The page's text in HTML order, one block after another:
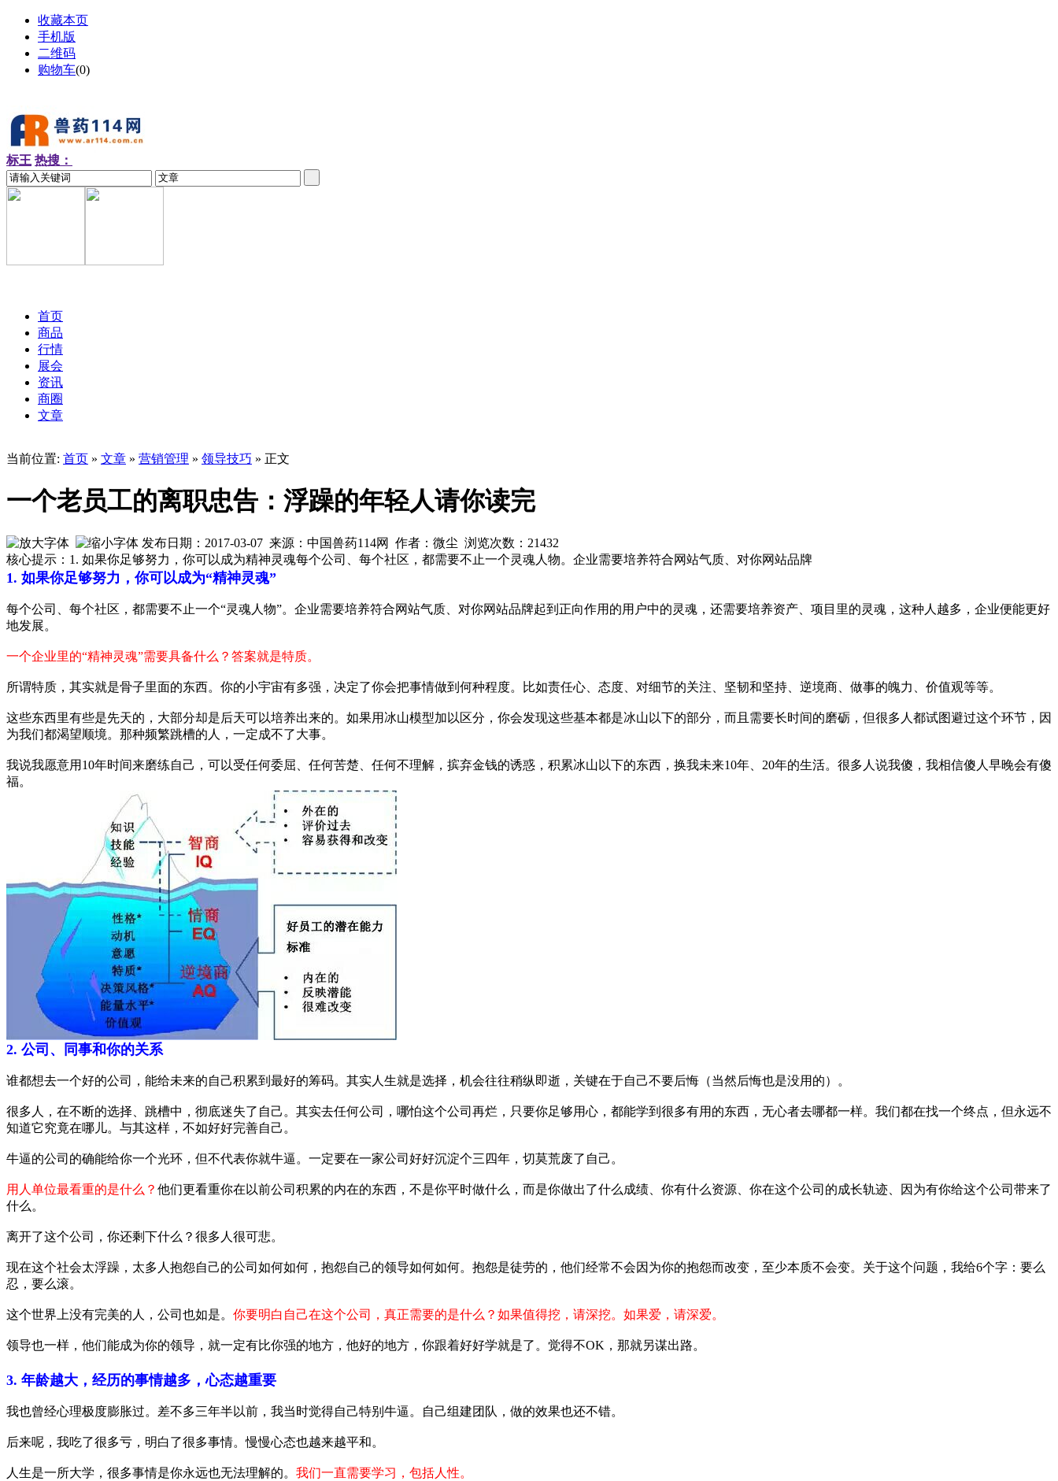
收藏本页
手机版
二维码
购物车(0)
标王 热搜：
首页
商品
行情
展会
资讯
商圈
文章
当前位置: 首页 » 文章 » 营销管理 » 领导技巧 » 正文
一个老员工的离职忠告：浮躁的年轻人请你读完
发布日期：2017-03-07 来源：中国兽药114网 作者：微尘 浏览次数： 21432
核心提示：1. 如果你足够努力，你可以成为精神灵魂每个公司、每个社区，都需要不止一个灵魂人物。企业需要培养符合网站气质、对你网站品牌
1. 如果你足够努力，你可以成为“精神灵魂”
每个公司、每个社区，都需要不止一个“灵魂人物”。企业需要培养符合网站气质、对你网站品牌起到正向作用的用户中的灵魂，还需要培养资产、项目里的灵魂，这种人越多，企业便能更好
地发展。
一个企业里的“精神灵魂”需要具备什么？答案就是特质。
所谓特质，其实就是骨子里面的东西。你的小宇宙有多强，决定了你会把事情做到何种程度。比如责任心、态度、对细节的关注、坚韧和坚持、逆境商、做事的魄力、价值观等等。
这些东西里有些是先天的，大部分却是后天可以培养出来的。如果用冰山模型加以区分，你会发现这些基本都是冰山以下的部分，而且需要长时间的磨砺，但很多人都试图避过这个环节，因
为我们都渴望顺境。那种频繁跳槽的人，一定成不了大事。
我说我愿意用10年时间来磨练自己，可以受任何委屈、任何苦楚、任何不理解，摈弃金钱的诱惑，积累冰山以下的东西，换我未来10年、20年的生活。很多人说我傻，我相信傻人早晚会有傻
福。
2. 公司、同事和你的关系
谁都想去一个好的公司，能给未来的自己积累到最好的筹码。其实人生就是选择，机会往往稍纵即逝，关键在于自己不要后悔（当然后悔也是没用的）。
很多人，在不断的选择、跳槽中，彻底迷失了自己。其实去任何公司，哪怕这个公司再烂，只要你足够用心，都能学到很多有用的东西，无心者去哪都一样。我们都在找一个终点，但永远不
知道它究竟在哪儿。与其这样，不如好好完善自己。
牛逼的公司的确能给你一个光环，但不代表你就牛逼。一定要在一家公司好好沉淀个三四年，切莫荒废了自己。
用人单位最看重的是什么？ 他们更看重你在以前公司积累的内在的东西，不是你平时做什么，而是你做出了什么成绩、你有什么资源、你在这个公司的成长轨迹、因为有你给这个公司带来了
什么。
离开了这个公司，你还剩下什么？很多人很可悲。
现在这个社会太浮躁，太多人抱怨自己的公司如何如何，抱怨自己的领导如何如何。抱怨是徒劳的，他们经常不会因为你的抱怨而改变，至少本质不会变。关于这个问题，我给6个字：要么
忍，要么滚。
这个世界上没有完美的人，公司也如是。 你要明白自己在这个公司，真正需要的是什么？如果值得挖，请深挖。如果爱，请深爱。
领导也一样，他们能成为你的领导，就一定有比你强的地方，他好的地方，你跟着好好学就是了。觉得不OK，那就另谋出路。
3. 年龄越大，经历的事情越多，心态越重要
我也曾经心理极度膨胀过。差不多三年半以前，我当时觉得自己特别牛逼。自己组建团队，做的效果也还不错。
后来呢，我吃了很多亏，明白了很多事情。慢慢心态也越来越平和。
人生是一所大学，很多事情是你永远也无法理解的。 我们一直需要学习，包括人性。